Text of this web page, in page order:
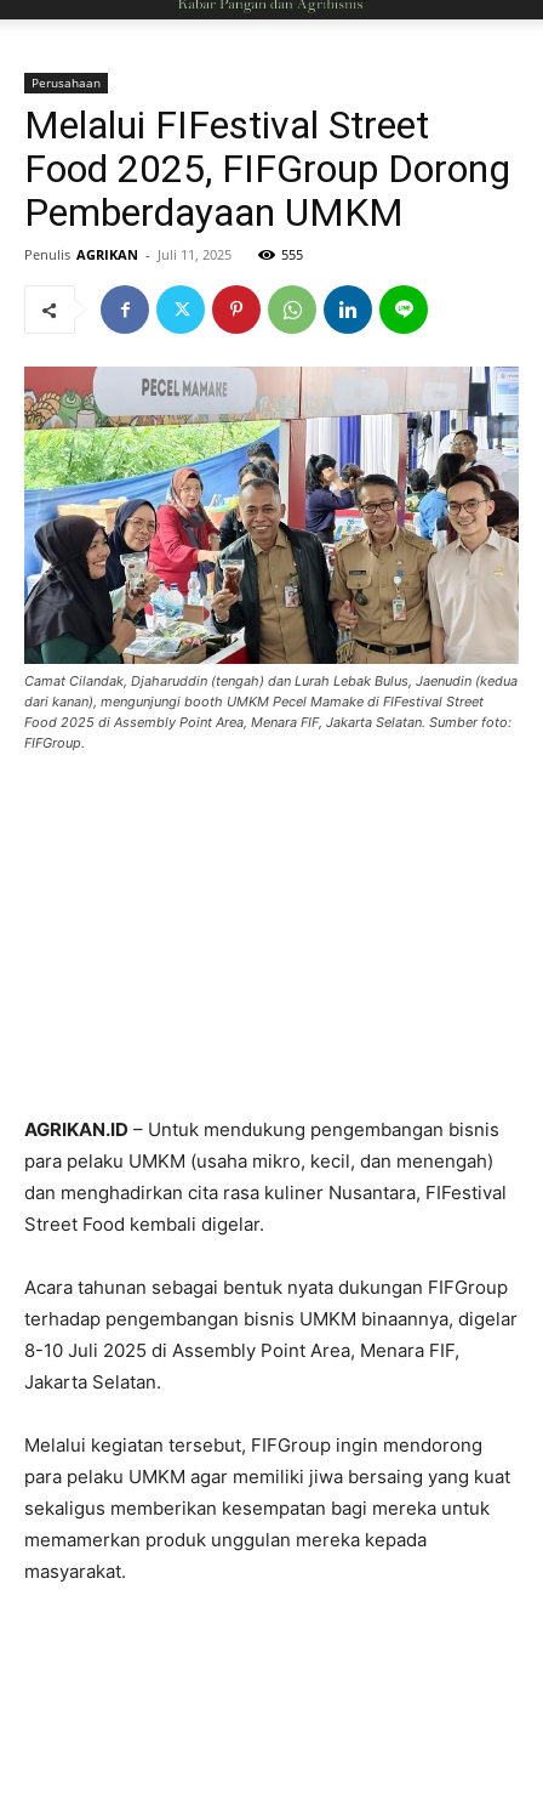
Perusahaan
Melalui FIFestival Street
Food 2025, FIFGroup Dorong
Pemberdayaan UMKM
Penulis AGRIKAN - Juli 11, 2025 555
Camat Cilandak, Djaharuddin (tengah) dan Lurah Lebak Bulus, Jaenudin (kedua
dari kanan), mengunjungi booth UMKM Pecel Mamake di FIFestival Street
Food 2025 di Assembly Point Area, Menara FIF, Jakarta Selatan. Sumber foto:
FIFGroup.
AGRIKAN.ID – Untuk mendukung pengembangan bisnis
para pelaku UMKM (usaha mikro, kecil, dan menengah)
dan menghadirkan cita rasa kuliner Nusantara, FIFestival
Street Food kembali digelar.
Acara tahunan sebagai bentuk nyata dukungan FIFGroup
terhadap pengembangan bisnis UMKM binaannya, digelar
8-10 Juli 2025 di Assembly Point Area, Menara FIF,
Jakarta Selatan.
Melalui kegiatan tersebut, FIFGroup ingin mendorong
para pelaku UMKM agar memiliki jiwa bersaing yang kuat
sekaligus memberikan kesempatan bagi mereka untuk
memamerkan produk unggulan mereka kepada
masyarakat.